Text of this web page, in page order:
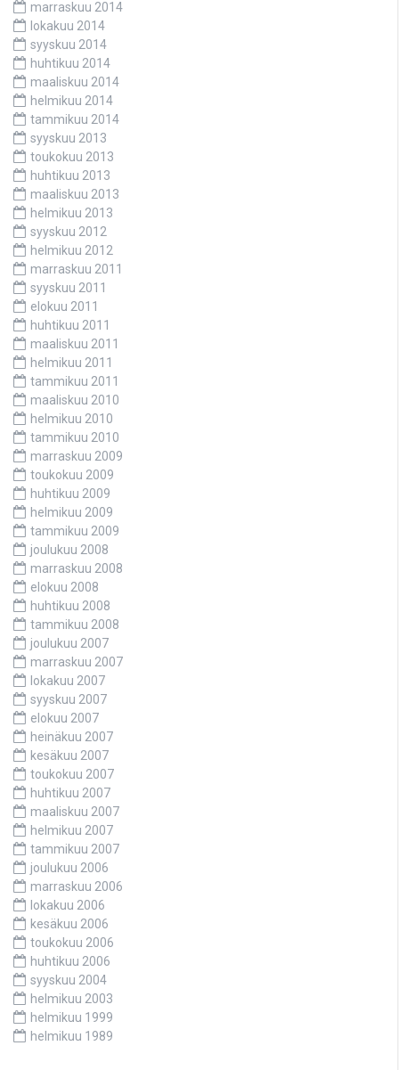
marraskuu 2014
lokakuu 2014
syyskuu 2014
huhtikuu 2014
maaliskuu 2014
helmikuu 2014
tammikuu 2014
syyskuu 2013
toukokuu 2013
huhtikuu 2013
maaliskuu 2013
helmikuu 2013
syyskuu 2012
helmikuu 2012
marraskuu 2011
syyskuu 2011
elokuu 2011
huhtikuu 2011
maaliskuu 2011
helmikuu 2011
tammikuu 2011
maaliskuu 2010
helmikuu 2010
tammikuu 2010
marraskuu 2009
toukokuu 2009
huhtikuu 2009
helmikuu 2009
tammikuu 2009
joulukuu 2008
marraskuu 2008
elokuu 2008
huhtikuu 2008
tammikuu 2008
joulukuu 2007
marraskuu 2007
lokakuu 2007
syyskuu 2007
elokuu 2007
heinäkuu 2007
kesäkuu 2007
toukokuu 2007
huhtikuu 2007
maaliskuu 2007
helmikuu 2007
tammikuu 2007
joulukuu 2006
marraskuu 2006
lokakuu 2006
kesäkuu 2006
toukokuu 2006
huhtikuu 2006
syyskuu 2004
helmikuu 2003
helmikuu 1999
helmikuu 1989